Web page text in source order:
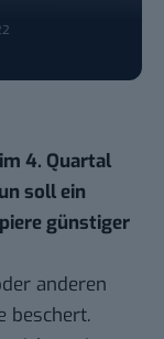
4. Quartal
soll ein
günstiger
anderen
beschert.